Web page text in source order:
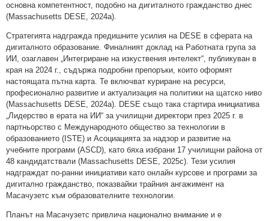
основна компетентност, подобно на дигиталното гражданство днес
(Massachusetts DESE, 2024a).
Стратегията надгражда предишните усилия на DESE в сферата на
дигиталното образование. Финалният доклад на Работната група за
ИИ, озаглавен „Интегриране на изкуствения интелект“, публикуван в
края на 2024 г., съдържа подробни препоръки, които оформят
настоящата пътна карта. Те включват куриране на ресурси,
професионално развитие и актуализация на политики на щатско ниво
(Massachusetts DESE, 2024a). DESE също така стартира инициатива
„Лидерство в ерата на ИИ“ за училищни директори през 2025 г. в
партньорство с Международното общество за технологии в
образованието (ISTE) и Асоциацията за надзор и развитие на
учебните програми (ASCD), като бяха избрани 17 училищни района от
48 кандидатствали (Massachusetts DESE, 2025c). Тези усилия
надграждат по-ранни инициативи като онлайн курсове и програми за
дигитално гражданство, показвайки трайния ангажимент на
Масачузетс към образователните технологии.
Планът на Масачузетс привлича национално внимание и е